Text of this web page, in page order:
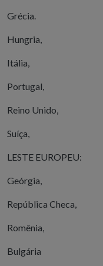
Grécia.
Hungria,
Itália,
Portugal,
Reino Unido,
Suíça,
LESTE EUROPEU:
Geórgia,
República Checa,
Romênia,
Bulgária